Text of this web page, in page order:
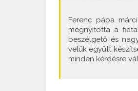
Ferenc pápa
megnyitotta a
beszélgető és
velük együtt
minden kérdésre